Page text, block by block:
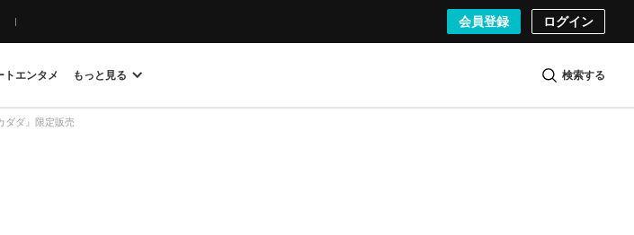
会員登録 ログイン
トエンタメ もっと見る 検索する
ダダ』限定販売